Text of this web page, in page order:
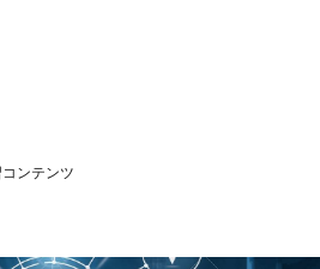
ンテンツ